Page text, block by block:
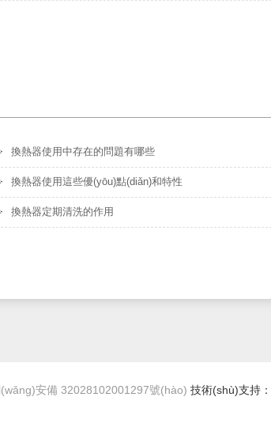
換熱器使用中存在的問題有哪些
換熱器使用這些優(yōu)點(diǎn)和特性
換熱器定期清洗的作用
安備 32028102001297號(hào) 技術(shù)支持：